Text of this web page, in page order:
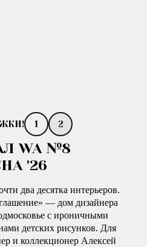
1 2
WA №8
'26
два десятка интерьеров.
— дом дизайнера
с ироничными
детских рисунков. Для
и коллекционер Алексей